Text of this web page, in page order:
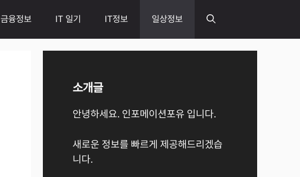
금융정보 IT 일기 IT정보 일상정보
소개글
안녕하세요. 인포메이션포유 입니다.
새로운 정보를 빠르게 제공해드리겠습
니다.